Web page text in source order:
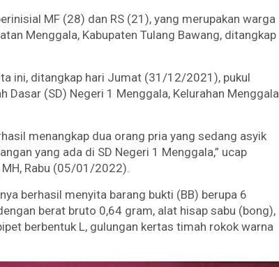
MF (28) dan RS (21), yang merupakan warga
Menggala, Kabupaten Tulang Bawang, ditangkap
ini, ditangkap hari Jumat (31/12/2021), pukul
Dasar (SD) Negeri 1 Menggala, Kelurahan Menggala
menangkap dua orang pria yang sedang asyik
yang ada di SD Negeri 1 Menggala,” ucap
MH, Rabu (05/01/2022).
berhasil menyita barang bukti (BB) berupa 6
berat bruto 0,64 gram, alat hisap sabu (bong),
berbentuk L, gulungan kertas timah rokok warna